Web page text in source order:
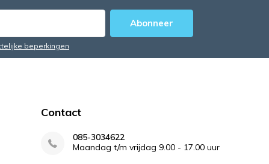
Abonneer
beperkingen
Contact
085-3034622
Maandag t/m vrijdag 9.00 - 17.00 uur